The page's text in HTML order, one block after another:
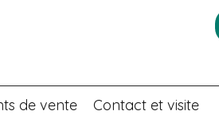
de vente Contact et visite